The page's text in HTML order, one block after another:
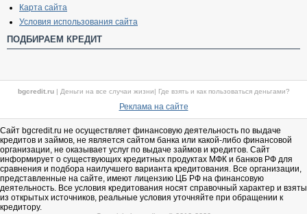
Карта сайта
Условия использования сайта
ПОДБИРАЕМ КРЕДИТ
bgcredit.ru | Деньги на все случаи жизни| Где взять и как пользоваться деньгами?
Реклама на сайте
Сайт bgcredit.ru не осуществляет финансовую деятельность по выдаче
кредитов и займов, не является сайтом банка или какой-либо финансовой
организации, не оказывает услуг по выдаче займов и кредитов. Сайт
информирует о существующих кредитных продуктах МФК и банков РФ для
сравнения и подбора наилучшего варианта кредитования. Все организации,
представленные на сайте, имеют лицензию ЦБ РФ на финансовую
деятельность. Все условия кредитования носят справочный характер и взяты
из открытых источников, реальные условия уточняйте при обращении к
кредитору.